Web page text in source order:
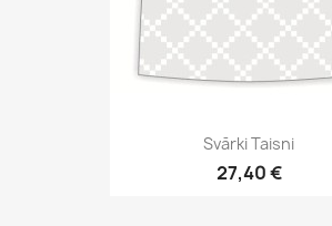
Svārki Taisni
27,40 €